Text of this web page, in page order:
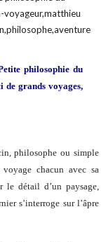
philosophie du
de grands voyages,
philosophe ou simple
chacun avec sa
le détail d’un paysage,
s’interroge sur l’âpre